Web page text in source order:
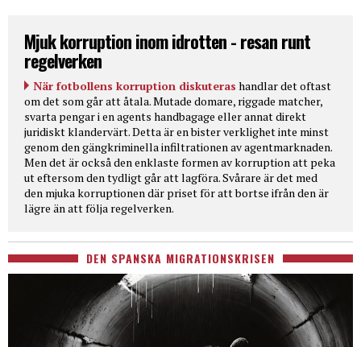
Mjuk korruption inom idrotten - resan runt
regelverken
När fotbollens korruption diskuteras handlar det oftast
om det som går att åtala. Mutade domare, riggade matcher,
svarta pengar i en agents handbagage eller annat direkt
juridiskt klandervärt. Detta är en bister verklighet inte minst
genom den gängkriminella infiltrationen av agentmarknaden.
Men det är också den enklaste formen av korruption att peka
ut eftersom den tydligt går att lagföra. Svårare är det med
den mjuka korruptionen där priset för att bortse ifrån den är
lägre än att följa regelverken.
DEN SPANSKA MIGRATIONSKRISEN